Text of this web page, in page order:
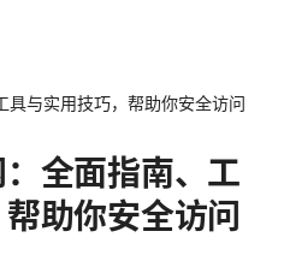
具与实用技巧，帮助你安全访问
全面指南、工
助你安全访问